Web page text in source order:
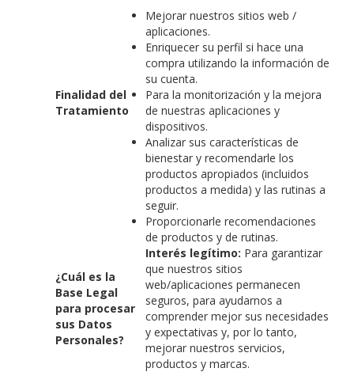
Finalidad del
Tratamiento
Mejorar nuestros sitios web /
aplicaciones.
Enriquecer su perfil si hace una
compra utilizando la información de
su cuenta.
Para la monitorización y la mejora
de nuestras aplicaciones y
dispositivos.
Analizar sus características de
bienestar y recomendarle los
productos apropiados (incluidos
productos a medida) y las rutinas a
seguir.
Proporcionarle recomendaciones
de productos y de rutinas.
¿Cuál es la
Base Legal
para procesar
sus Datos
Personales?
Interés legítimo: Para garantizar
que nuestros sitios
web/aplicaciones permanecen
seguros, para ayudarnos a
comprender mejor sus necesidades
y expectativas y, por lo tanto,
mejorar nuestros servicios,
productos y marcas.